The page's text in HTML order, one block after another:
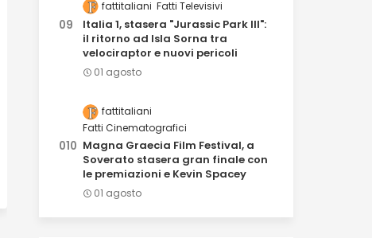
fattitaliani Fatti Televisivi
Italia 1, stasera "Jurassic Park III":
il ritorno ad Isla Sorna tra
velociraptor e nuovi pericoli
01 agosto
fattitaliani
Fatti Cinematografici
Magna Graecia Film Festival, a
Soverato stasera gran finale con
le premiazioni e Kevin Spacey
01 agosto